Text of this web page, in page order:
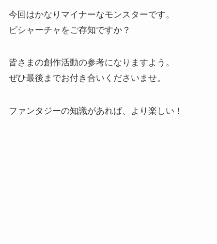
今回はかなりマイナーなモンスターです。
ピシャーチャをご存知ですか？
皆さまの創作活動の参考になりますよう。
ぜひ最後までお付き合いくださいませ。
ファンタジーの知識があれば、より楽しい！